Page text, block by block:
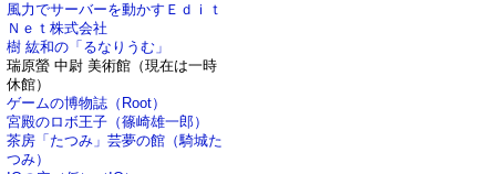
風力でサーバーを動かすＥｄｉｔ
Ｎｅｔ株式会社
樹 紘和の「るなりうむ」
瑞原螢 中尉 美術館（現在は一時
休館）
ゲームの博物誌（Root）
宮殿のロボ王子（篠崎雄一郎）
茶房「たつみ」芸夢の館（騎城た
つみ）